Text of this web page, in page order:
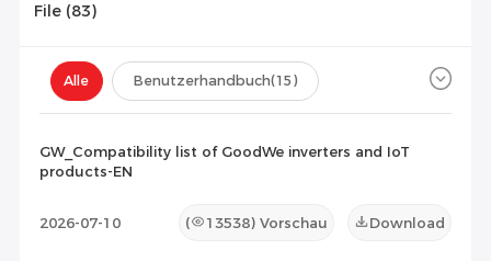
File (83)
Alle Benutzerhandbuch(15)
Kompatibilitätsliste
Wartungsdokument (0) Sonstiges (0)
GW_Compatibility list of GoodWe inverters and IoT
products-EN
2026-07-10 ( 13538) Vorschau Download